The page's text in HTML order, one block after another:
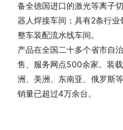
备全德国进口的激光等离子
器人焊接车间；具有2条行
整车装配流水线车间。
产品在全国二十多个省市自
售、服务网点500余家。装
洲、美洲、东南亚、俄罗斯
销量已超过4万余台。